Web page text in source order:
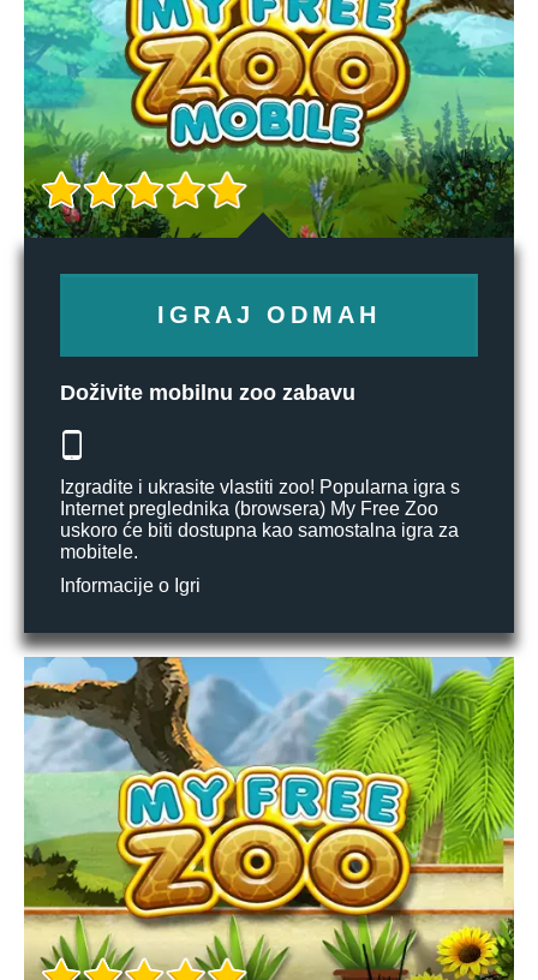
IGRAJ ODMAH
Doživite mobilnu zoo zabavu
Izgradite i ukrasite vlastiti zoo! Popularna igra s
Internet preglednika (browsera) My Free Zoo
uskoro će biti dostupna kao samostalna igra za
mobitele.
Informacije o Igri